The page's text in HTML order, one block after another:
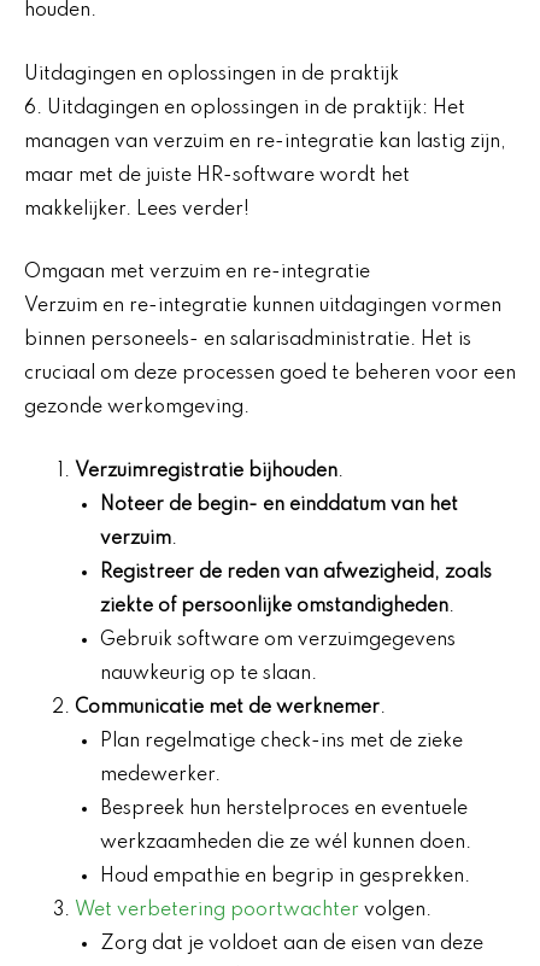
houden.
Uitdagingen en oplossingen in de praktijk
6. Uitdagingen en oplossingen in de praktijk: Het
managen van verzuim en re-integratie kan lastig zijn,
maar met de juiste HR-software wordt het
makkelijker. Lees verder!
Omgaan met verzuim en re-integratie
Verzuim en re-integratie kunnen uitdagingen vormen
binnen personeels- en salarisadministratie. Het is
cruciaal om deze processen goed te beheren voor een
gezonde werkomgeving.
Verzuimregistratie bijhouden.
Noteer de begin- en einddatum van het
verzuim.
Registreer de reden van afwezigheid, zoals
ziekte of persoonlijke omstandigheden.
Gebruik software om verzuimgegevens
nauwkeurig op te slaan.
Communicatie met de werknemer.
Plan regelmatige check-ins met de zieke
medewerker.
Bespreek hun herstelproces en eventuele
werkzaamheden die ze wél kunnen doen.
Houd empathie en begrip in gesprekken.
Wet verbetering poortwachter volgen.
Zorg dat je voldoet aan de eisen van deze